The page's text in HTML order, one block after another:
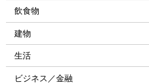
飲食物
建物
生活
ビジネス／金融